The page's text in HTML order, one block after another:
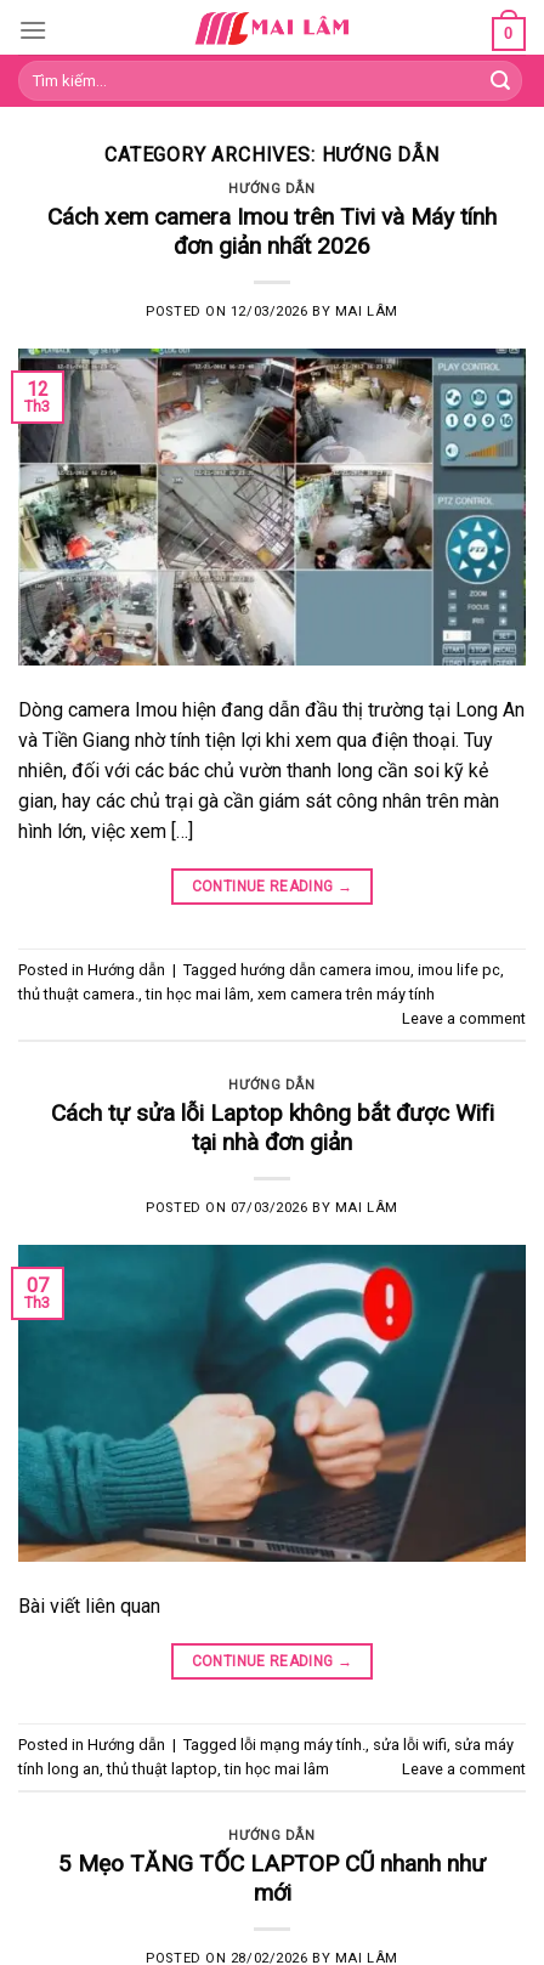
content
0
Tìm
kiếm:
CATEGORY ARCHIVES: HƯỚNG DẪN
HƯỚNG DẪN
Cách xem camera Imou trên Tivi và Máy tính
đơn giản nhất 2026
POSTED ON 12/03/2026 BY MAI LÂM
12
Th3
Dòng camera Imou hiện đang dẫn đầu thị trường tại Long An
và Tiền Giang nhờ tính tiện lợi khi xem qua điện thoại. Tuy
nhiên, đối với các bác chủ vườn thanh long cần soi kỹ kẻ
gian, hay các chủ trại gà cần giám sát công nhân trên màn
hình lớn, việc xem […]
CONTINUE READING →
Posted in Hướng dẫn | Tagged hướng dẫn camera imou imou life pc
thủ thuật camera. ,tin học mai lâm xem camera trên máy tính
Leave a comment
HƯỚNG DẪN
Cách tự sửa lỗi Laptop không bắt được Wifi
tại nhà đơn giản
POSTED ON 07/03/2026 BY MAI LÂM
07
Th3
Bài viết liên quan
CONTINUE READING →
Posted in Hướng dẫn | Tagged lỗi mạng máy tính. sửa lỗi wifi sửa máy
tính long an ,thủ thuật laptop ,tin học mai lâm Leave a comment
HƯỚNG DẪN
5 Mẹo TĂNG TỐC LAPTOP CŨ nhanh như
mới
POSTED ON 28/02/2026 BY MAI LÂM